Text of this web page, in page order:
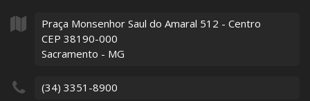
Praça Monsenhor Saul do Amaral 512 - Centro
CEP 38190-000
Sacramento - MG
(34) 3351-8900